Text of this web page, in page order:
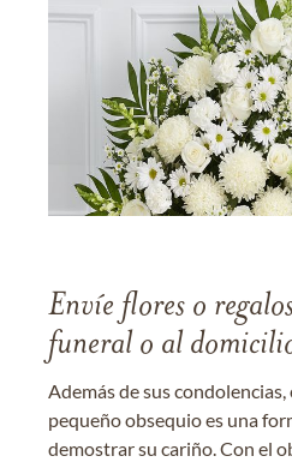
Envíe flores o
funeral o al
Además de sus
pequeño obsequio es una
demostrar su cariño. Con el